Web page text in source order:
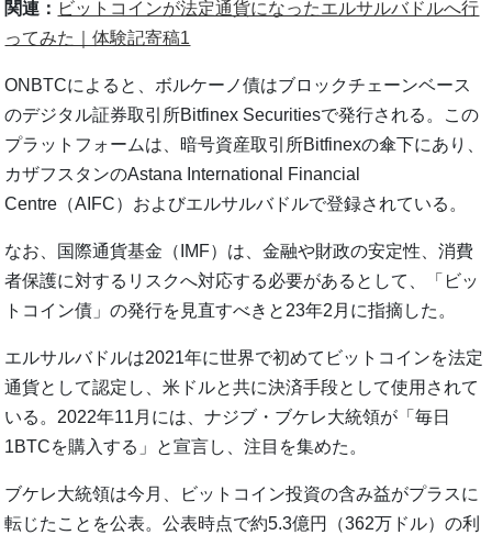
関連： ビットコインが法定通貨になったエルサルバドルへ行
ってみた｜体験記寄稿1
ONBTCによると、ボルケーノ債はブロックチェーンベース
のデジタル証券取引所Bitfinex Securitiesで発行される。この
プラットフォームは、暗号資産取引所Bitfinexの傘下にあり、
カザフスタンのAstana International Financial
Centre（AIFC）およびエルサルバドルで登録されている。
なお、国際通貨基金（IMF）は、金融や財政の安定性、消費
者保護に対するリスクへ対応する必要があるとして、「ビッ
トコイン債」の発行を見直すべきと23年2月に指摘した。
エルサルバドルは2021年に世界で初めてビットコインを法定
通貨として認定し、米ドルと共に決済手段として使用されて
いる。2022年11月には、ナジブ・ブケレ大統領が「毎日
1BTCを購入する」と宣言し、注目を集めた。
ブケレ大統領は今月、ビットコイン投資の含み益がプラスに
転じたことを公表。公表時点で約5.3億円（362万ドル）の利